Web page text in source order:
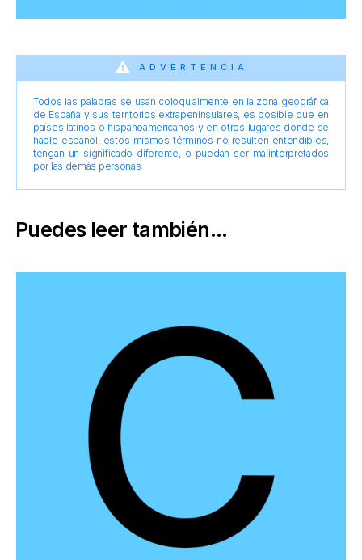
ADVERTENCIA
Todos las palabras se usan coloquialmente en la zona geográfica
de España y sus territorios extrapeninsulares, es posible que en
países latinos o hispanoamericanos y en otros lugares donde se
hable español, estos mismos términos no resulten entendibles,
tengan un significado diferente, o puedan ser malinterpretados
por las demás personas
Puedes leer también...